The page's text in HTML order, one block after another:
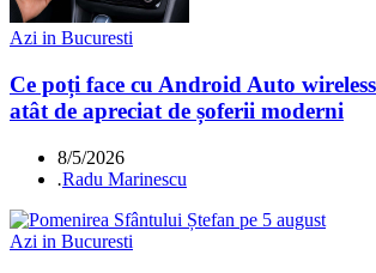
Azi in Bucuresti
Ce poți face cu Android Auto wireless
atât de apreciat de șoferii moderni
8/5/2026
.Radu Marinescu
Azi in Bucuresti